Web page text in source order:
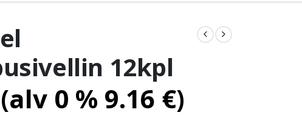
12kpl
(alv 0 % 9.16 €)